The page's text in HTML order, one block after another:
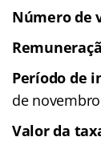
Número de
Período de
de
Valor da